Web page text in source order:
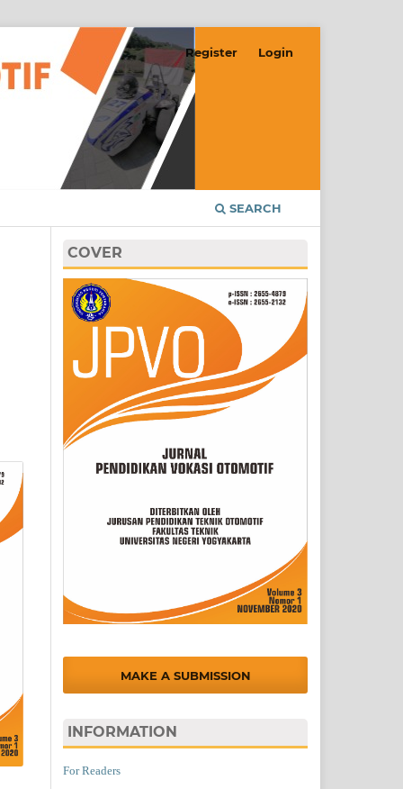
SEARCH
Register Login
COVER
MAKE A SUBMISSION
INFORMATION
For Readers